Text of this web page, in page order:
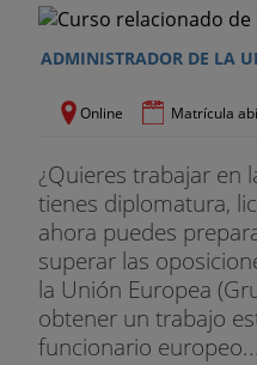
ADMINISTRADOR DE LA
Online Matrícula
¿Quieres trabajar en
tienes diplomatura,
ahora puedes
superar las
la Unión Europea
obtener un trabajo
funcionario europeo...